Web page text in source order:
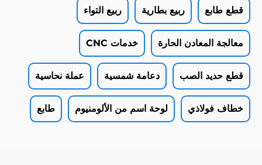
قطع طابع ربيع بطارية ربيع التواء
معالجة المعادن الحارة خدمات CNC
قطع حديد الصب دعامة شمسية عملة نحاسية
خطاف فولاذي لوحة اسم من الألومنيوم طابع